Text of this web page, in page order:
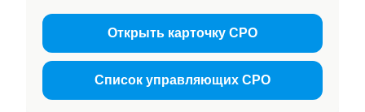
Открыть карточку СРО
Список управляющих СРО